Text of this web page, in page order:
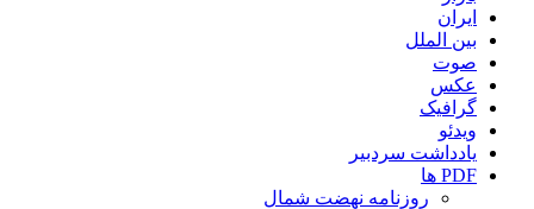
ایران
بین الملل
صوت
عکس
گرافیک
ویدئو
یادداشت سردبیر
PDF ها
روزنامه نهضت شمال